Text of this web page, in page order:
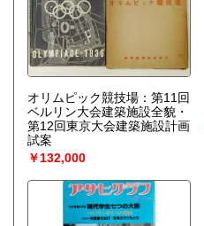
オリムピック競技場：第11回
ベルリン大会建築施設全貌・
第12回東京大会建築施設計画
試案
￥132,000